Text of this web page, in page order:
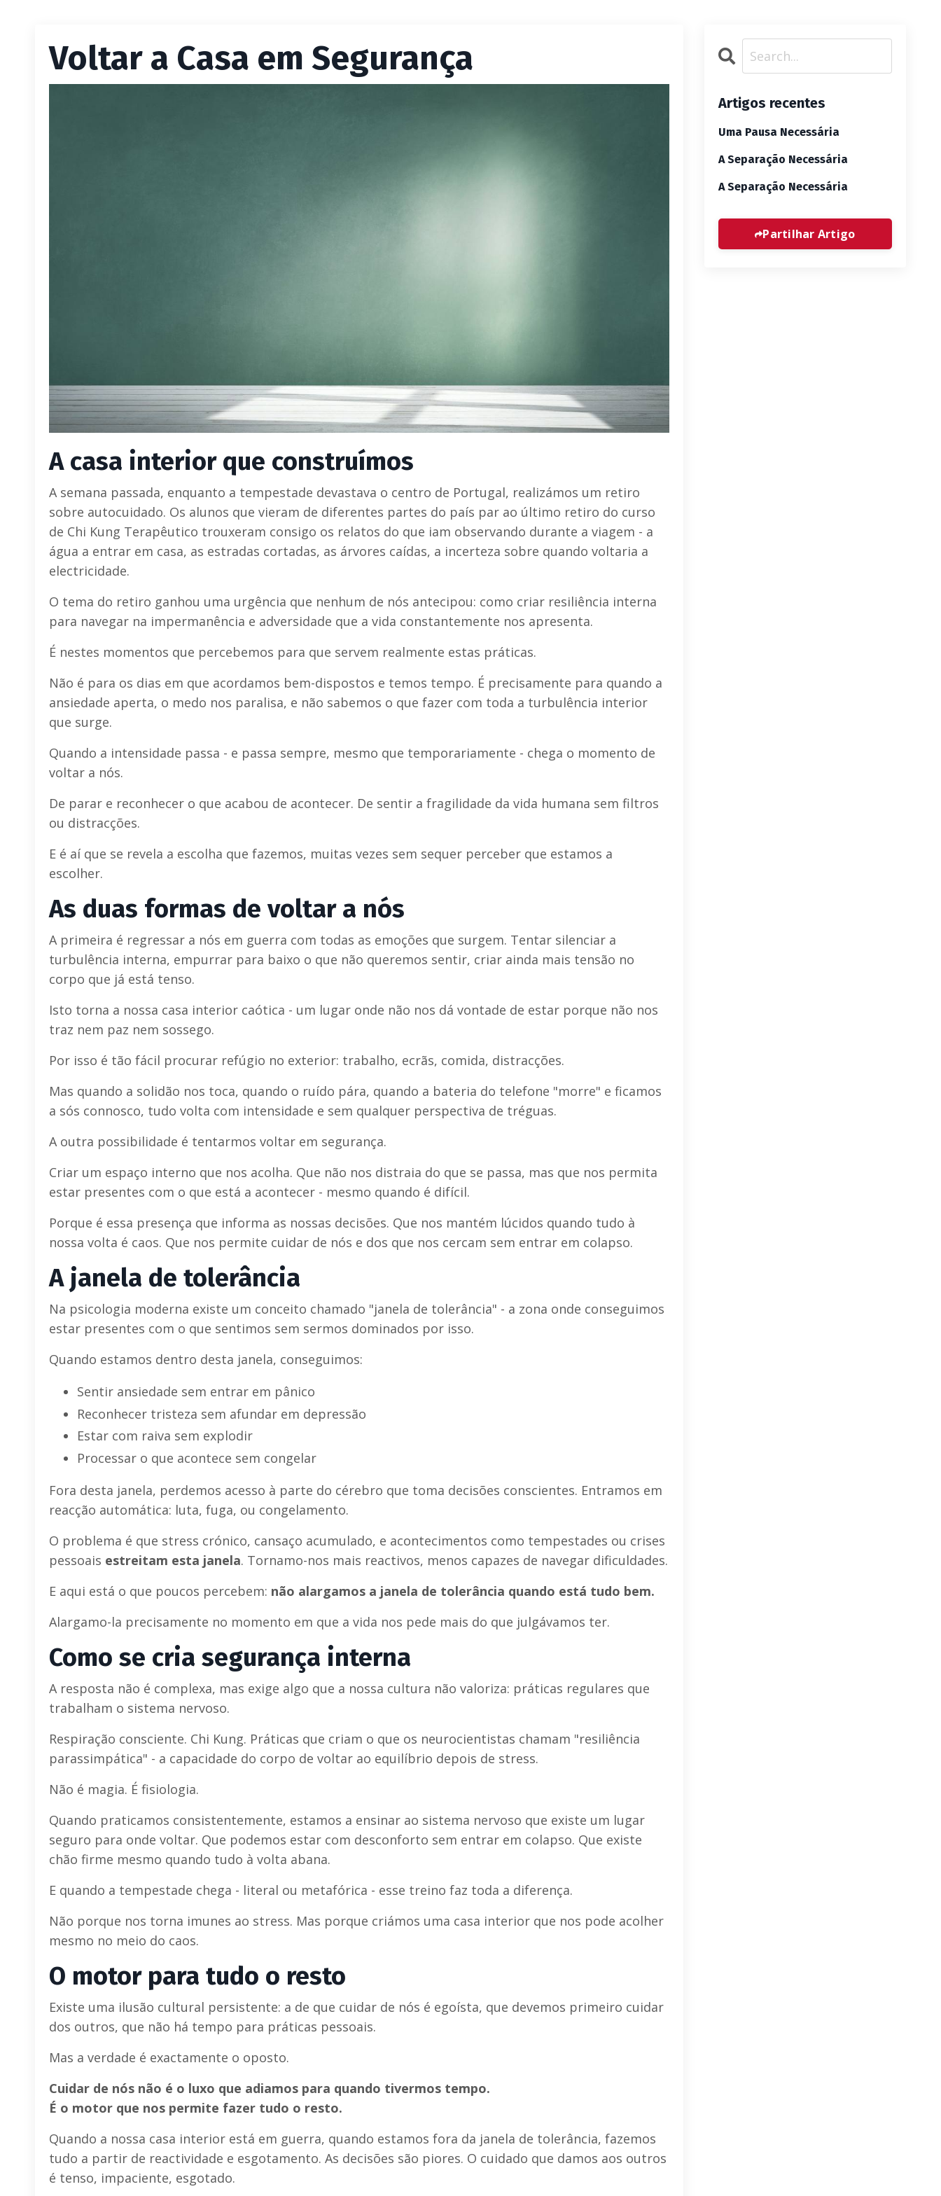
Voltar a Casa em Segurança
A casa interior que construímos
A semana passada, enquanto a tempestade devastava o centro de Portugal, realizámos um retiro
sobre autocuidado. Os alunos que vieram de diferentes partes do país par ao último retiro do curso
de Chi Kung Terapêutico trouxeram consigo os relatos do que iam observando durante a viagem - a
água a entrar em casa, as estradas cortadas, as árvores caídas, a incerteza sobre quando voltaria a
electricidade.
O tema do retiro ganhou uma urgência que nenhum de nós antecipou: como criar resiliência interna
para navegar na impermanência e adversidade que a vida constantemente nos apresenta.
É nestes momentos que percebemos para que servem realmente estas práticas.
Não é para os dias em que acordamos bem-dispostos e temos tempo. É precisamente para quando a
ansiedade aperta, o medo nos paralisa, e não sabemos o que fazer com toda a turbulência interior
que surge.
Quando a intensidade passa - e passa sempre, mesmo que temporariamente - chega o momento de
voltar a nós.
De parar e reconhecer o que acabou de acontecer. De sentir a fragilidade da vida humana sem filtros
ou distracções.
E é aí que se revela a escolha que fazemos, muitas vezes sem sequer perceber que estamos a
escolher.
As duas formas de voltar a nós
A primeira é regressar a nós em guerra com todas as emoções que surgem. Tentar silenciar a
turbulência interna, empurrar para baixo o que não queremos sentir, criar ainda mais tensão no
corpo que já está tenso.
Isto torna a nossa casa interior caótica - um lugar onde não nos dá vontade de estar porque não nos
traz nem paz nem sossego.
Por isso é tão fácil procurar refúgio no exterior: trabalho, ecrãs, comida, distracções.
Mas quando a solidão nos toca, quando o ruído pára, quando a bateria do telefone "morre" e ficamos
a sós connosco, tudo volta com intensidade e sem qualquer perspectiva de tréguas.
A outra possibilidade é tentarmos voltar em segurança.
Criar um espaço interno que nos acolha. Que não nos distraia do que se passa, mas que nos permita
estar presentes com o que está a acontecer - mesmo quando é difícil.
Porque é essa presença que informa as nossas decisões. Que nos mantém lúcidos quando tudo à
nossa volta é caos. Que nos permite cuidar de nós e dos que nos cercam sem entrar em colapso.
A janela de tolerância
Na psicologia moderna existe um conceito chamado "janela de tolerância" - a zona onde conseguimos
estar presentes com o que sentimos sem sermos dominados por isso.
Quando estamos dentro desta janela, conseguimos:
Sentir ansiedade sem entrar em pânico
Reconhecer tristeza sem afundar em depressão
Estar com raiva sem explodir
Processar o que acontece sem congelar
Fora desta janela, perdemos acesso à parte do cérebro que toma decisões conscientes. Entramos em
reacção automática: luta, fuga, ou congelamento.
O problema é que stress crónico, cansaço acumulado, e acontecimentos como tempestades ou crises
pessoais estreitam esta janela. Tornamo-nos mais reactivos, menos capazes de navegar dificuldades.
E aqui está o que poucos percebem: não alargamos a janela de tolerância quando está tudo bem.
Alargamo-la precisamente no momento em que a vida nos pede mais do que julgávamos ter.
Como se cria segurança interna
A resposta não é complexa, mas exige algo que a nossa cultura não valoriza: práticas regulares que
trabalham o sistema nervoso.
Respiração consciente. Chi Kung. Práticas que criam o que os neurocientistas chamam "resiliência
parassimpática" - a capacidade do corpo de voltar ao equilíbrio depois de stress.
Não é magia. É fisiologia.
Quando praticamos consistentemente, estamos a ensinar ao sistema nervoso que existe um lugar
seguro para onde voltar. Que podemos estar com desconforto sem entrar em colapso. Que existe
chão firme mesmo quando tudo à volta abana.
E quando a tempestade chega - literal ou metafórica - esse treino faz toda a diferença.
Não porque nos torna imunes ao stress. Mas porque criámos uma casa interior que nos pode acolher
mesmo no meio do caos.
O motor para tudo o resto
Existe uma ilusão cultural persistente: a de que cuidar de nós é egoísta, que devemos primeiro cuidar
dos outros, que não há tempo para práticas pessoais.
Mas a verdade é exactamente o oposto.
Cuidar de nós não é o luxo que adiamos para quando tivermos tempo.
É o motor que nos permite fazer tudo o resto.
Quando a nossa casa interior está em guerra, quando estamos fora da janela de tolerância, fazemos
tudo a partir de reactividade e esgotamento. As decisões são piores. O cuidado que damos aos outros
é tenso, impaciente, esgotado.
Artigos recentes
Uma Pausa Necessária
A Separação Necessária
A Separação Necessária
Partilhar Artigo